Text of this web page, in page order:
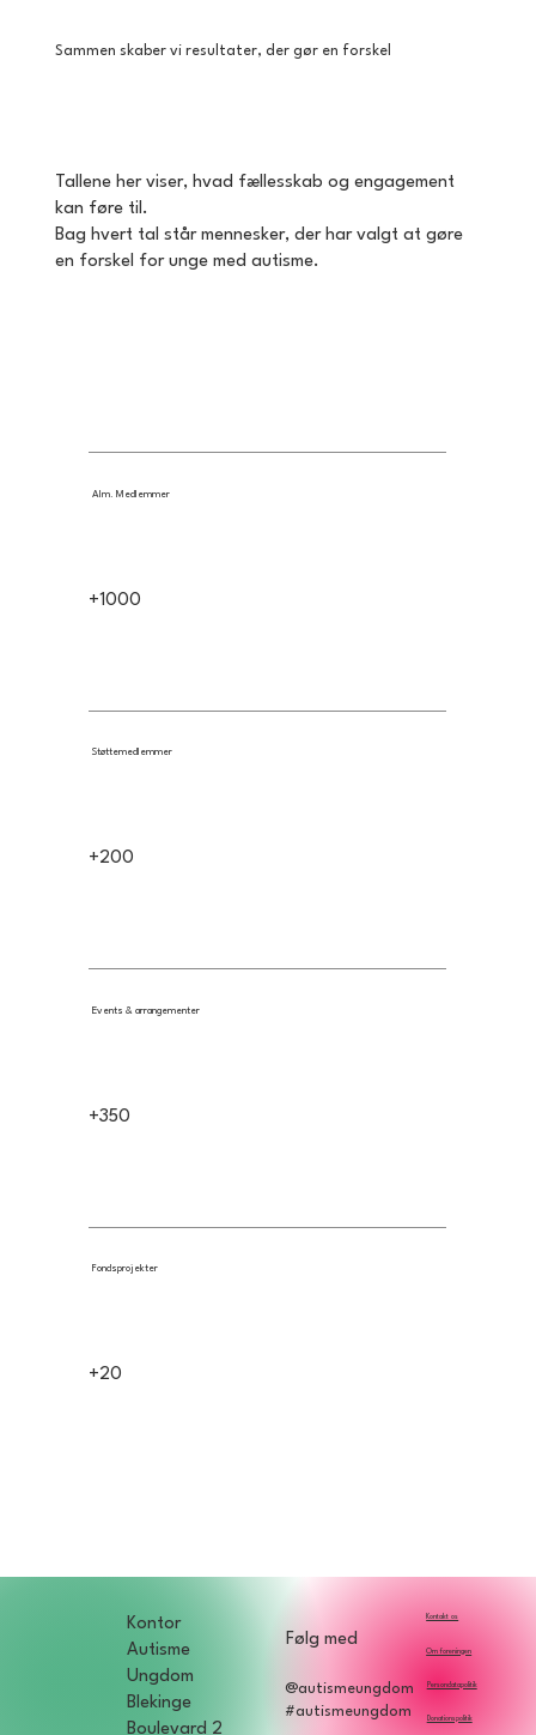
Sammen skaber vi resultater, der gør en forskel
Tallene her viser, hvad fællesskab og engagement
kan føre til.
Bag hvert tal står mennesker, der har valgt at gøre
en forskel for unge med autisme.
Alm. Medlemmer
+1000
Støttemedlemmer
+200
Events & arrangementer
+350
Fondsprojekter
+20
Kontor
Autisme
Ungdom
Blekinge
Boulevard 2
Følg med
@autismeungdom
#autismeungdom
Kontakt os
Om foreningen
Persondatapolitik
Donationspolitik